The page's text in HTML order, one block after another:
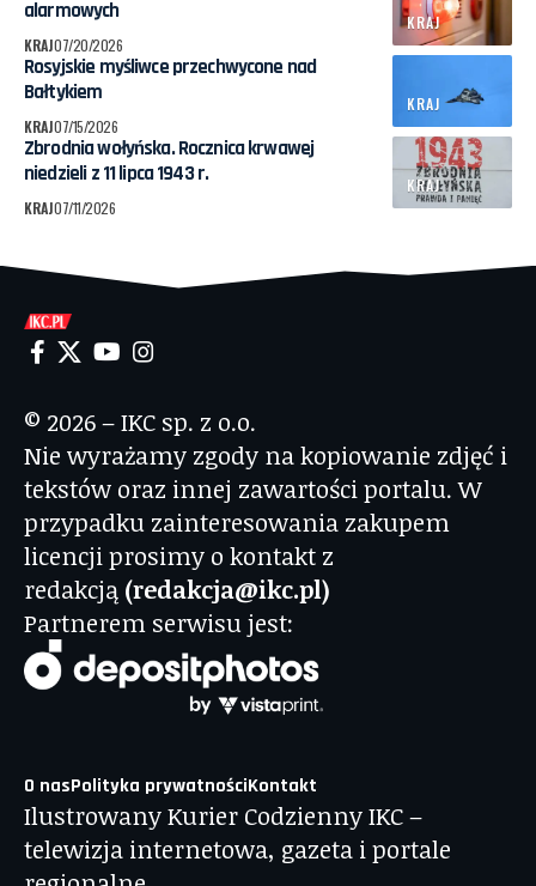
KRAJ
alarmowych
KRAJ07/20/2026
KRAJ
Rosyjskie myśliwce przechwycone nad
Bałtykiem
KRAJ07/15/2026
KRAJ
Zbrodnia wołyńska. Rocznica krwawej
niedzieli z 11 lipca 1943 r.
KRAJ07/11/2026
© 2026 – IKC sp. z o.o.
Nie wyrażamy zgody na kopiowanie zdjęć i
tekstów oraz innej zawartości portalu. W
przypadku zainteresowania zakupem
licencji prosimy o kontakt z
redakcją (redakcja@ikc.pl)
Partnerem serwisu jest:
O nasPolityka prywatnościKontakt
Ilustrowany Kurier Codzienny IKC –
telewizja internetowa, gazeta i portale